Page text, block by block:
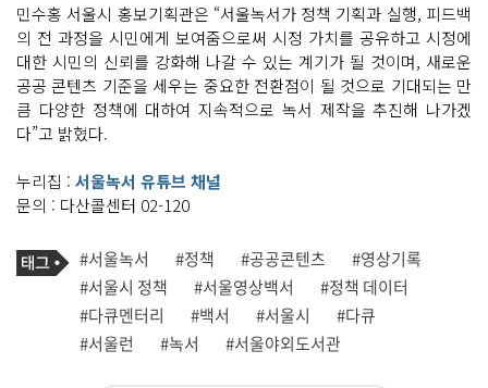
민수홍 서울시 홍보기획관은 “서울녹서가 정책 기획과 실행, 피드백
의 전 과정을 시민에게 보여줌으로써 시정 가치를 공유하고 시정에
대한 시민의 신뢰를 강화해 나갈 수 있는 계기가 될 것이며, 새로운
공공 콘텐츠 기준을 세우는 중요한 전환점이 될 것으로 기대되는 만
큼 다양한 정책에 대하여 지속적으로 녹서 제작을 추진해 나가겠
다”고 밝혔다.
누리집 : 서울녹서 유튜브 채널
문의 : 다산콜센터 02-120
기
사
관
련
태
그
태
그
#서울녹서 #정책 #공공콘텐츠
#영상기록
#서울시 정책
#서울영상백서
#정책 데이터
#다큐멘터리
#백서 #서울시
#다큐
#서울런
#녹서 #서울야외도서관